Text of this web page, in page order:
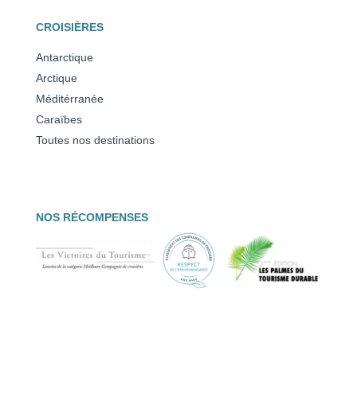
CROISIÈRES
Antarctique
Arctique
Méditérranée
Caraïbes
Toutes nos destinations
NOS RÉCOMPENSES